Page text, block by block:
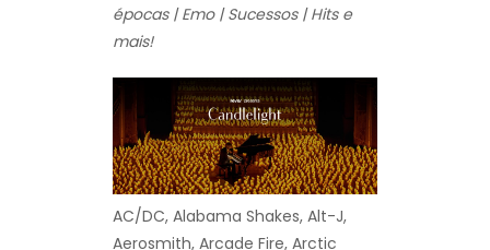
épocas | Emo | Sucessos | Hits e
mais!
AC/DC, Alabama Shakes, Alt-J,
Aerosmith, Arcade Fire, Arctic